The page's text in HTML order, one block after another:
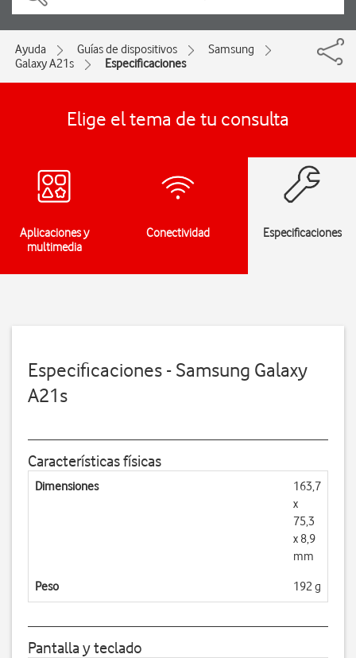
Ayuda Guías de dispositivos
Samsung
Galaxy A21s
Especificaciones
Elige el tema de tu consulta
Aplicaciones y
multimedia
Conectividad Especificaciones
Especificaciones - Samsung Galaxy
A21s
Características físicas
Dimensiones
163,7
x
75,3
x 8,9
mm
Peso 192 g
Pantalla y teclado